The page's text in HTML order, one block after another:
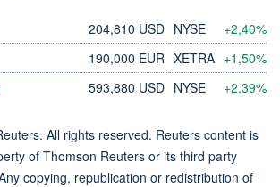
204,810 USD NYSE +2,40%
190,000 EUR XETRA +1,50%
593,880 USD NYSE +2,39%
All rights reserved. Reuters content is
of Thomson Reuters or its third party
copying, republication or redistribution of